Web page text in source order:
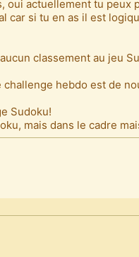
oui actuellement tu peux
car si tu en as il est
classement au jeu
hebdo est de
Sudoku!
mais dans le cadre